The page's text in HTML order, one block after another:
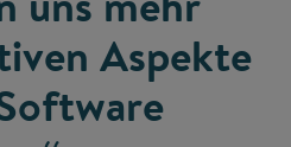
Aspekte